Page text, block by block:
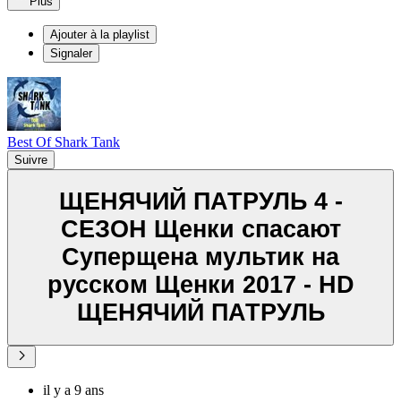
Ajouter à la playlist
Signaler
Best Of Shark Tank
Suivre
ЩЕНЯЧИЙ ПАТРУЛЬ 4 -
СЕЗОН Щенки спасают
Суперщена мультик на
русском Щенки 2017 - HD
ЩЕНЯЧИЙ ПАТРУЛЬ
il y a 9 ans